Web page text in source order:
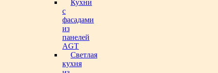
Кухни
с
фасадами
из
панелей
AGT
Светлая
кухня